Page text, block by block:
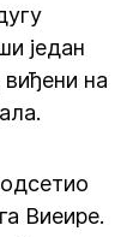
један
на
Виеире.